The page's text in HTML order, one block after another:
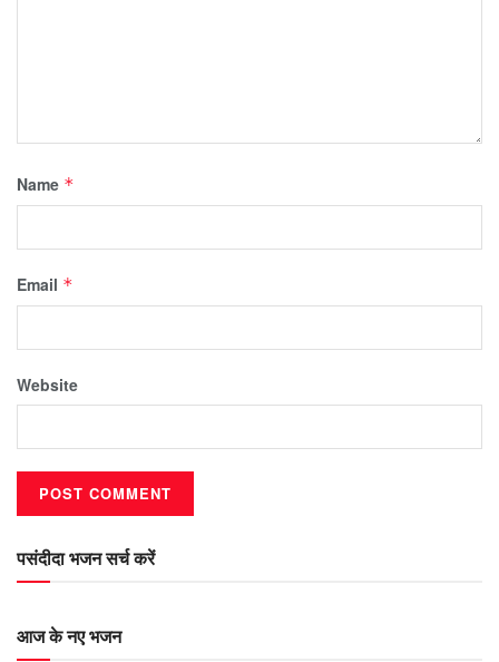
Name *
Email *
Website
पसंदीदा भजन सर्च करें
आज के नए भजन